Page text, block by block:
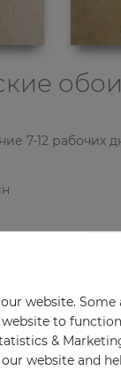
обои
7-12 рабочих
64 см
website.
to
&
our website and